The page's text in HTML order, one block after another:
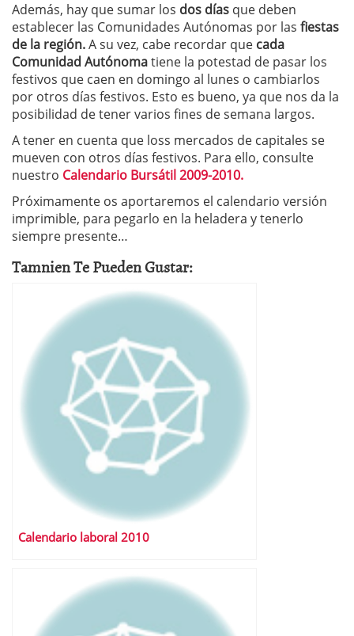
Además, hay que sumar los dos días que deben
establecer las Comunidades Autónomas por las fiestas
de la región.A su vez, cabe recordar que cada
Comunidad Autónomatiene la potestad de pasar los
festivos que caen en domingo al lunes o cambiarlos
por otros días festivos. Esto es bueno, ya que nos da la
posibilidad de tener varios fines de semana largos.
A tener en cuenta que loss mercados de capitales se
mueven con otros días festivos. Para ello, consulte
nuestro Calendario Bursátil 2009-2010.
Próximamente os aportaremos el calendario versión
imprimible, para pegarlo en la heladera y tenerlo
siempre presente…
Tamnien Te Pueden Gustar:
Calendario laboral 2010